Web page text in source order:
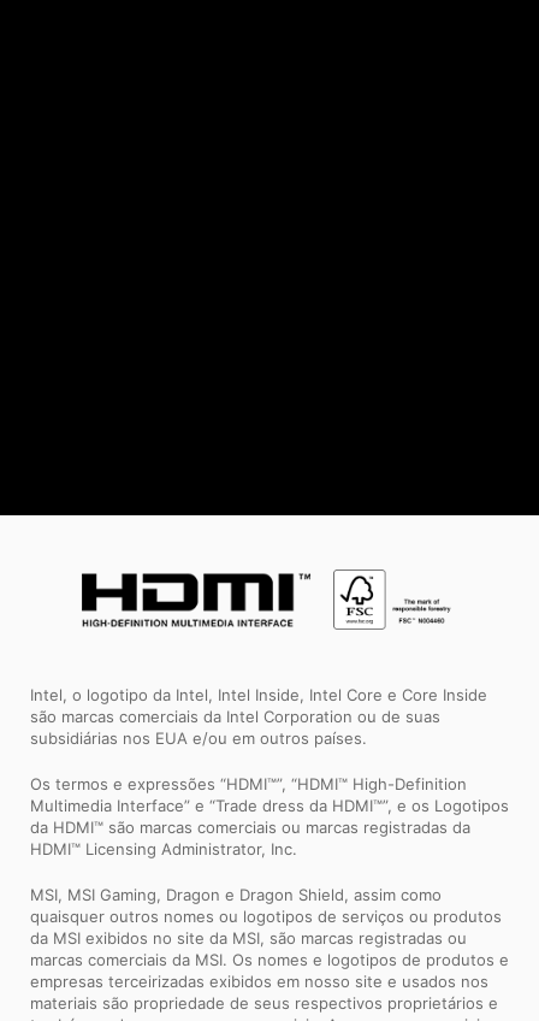
Intel, o logotipo da Intel, Intel Inside, Intel Core e Core Inside
são marcas comerciais da Intel Corporation ou de suas
subsidiárias nos EUA e/ou em outros países.
Os termos e expressões “HDMI™”, “HDMI™ High-Definition
Multimedia Interface” e “Trade dress da HDMI™”, e os Logotipos
da HDMI™ são marcas comerciais ou marcas registradas da
HDMI™ Licensing Administrator, Inc.
MSI, MSI Gaming, Dragon e Dragon Shield, assim como
quaisquer outros nomes ou logotipos de serviços ou produtos
da MSI exibidos no site da MSI, são marcas registradas ou
marcas comerciais da MSI. Os nomes e logotipos de produtos e
empresas terceirizadas exibidos em nosso site e usados ​​nos
materiais são propriedade de seus respectivos proprietários e